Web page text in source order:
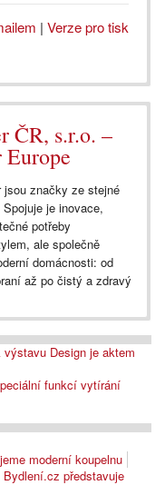
| Verze pro tisk
ČR, s.r.o. –
Europe
jsou značky ze stejné
je inovace,
potřeby
ale společně
domácnosti: od
až po čistý a zdravý
výstavu Design je aktem
funkcí vytírání
moderní koupelnu
Bydlení.cz představuje